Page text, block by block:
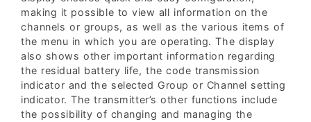
making it possible to view all information on the
channels or groups, as well as the various items of
the menu in which you are operating. The display
also shows other important information regarding
the residual battery life, the code transmission
indicator and the selected Group or Channel setting
indicator. The transmitter’s other functions include
the possibility of changing and managing the